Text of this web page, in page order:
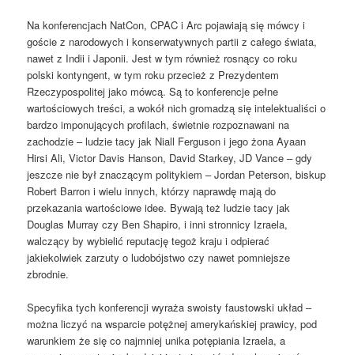
Na konferencjach NatCon, CPAC i Arc pojawiają się mówcy i
goście z narodowych i konserwatywnych partii z całego świata,
nawet z Indii i Japonii. Jest w tym również rosnący co roku
polski kontyngent, w tym roku przecież z Prezydentem
Rzeczypospolitej jako mówcą. Są to konferencje pełne
wartościowych treści, a wokół nich gromadzą się intelektualiści o
bardzo imponujących profilach, świetnie rozpoznawani na
zachodzie – ludzie tacy jak Niall Ferguson i jego żona Ayaan
Hirsi Ali, Victor Davis Hanson, David Starkey, JD Vance – gdy
jeszcze nie był znaczącym politykiem – Jordan Peterson, biskup
Robert Barron i wielu innych, którzy naprawdę mają do
przekazania wartościowe idee. Bywają też ludzie tacy jak
Douglas Murray czy Ben Shapiro, i inni stronnicy Izraela,
walczący by wybielić reputację tegoż kraju i odpierać
jakiekolwiek zarzuty o ludobójstwo czy nawet pomniejsze
zbrodnie.
Specyfika tych konferencji wyraża swoisty faustowski układ –
można liczyć na wsparcie potężnej amerykańskiej prawicy, pod
warunkiem że się co najmniej unika potępiania Izraela, a